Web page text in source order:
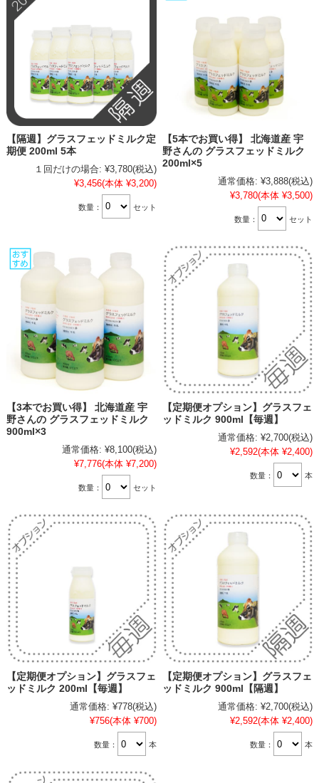
【隔週】グラスフェッドミルク定
期便 200ml 5本
１回だけの場合: ¥3,780(税込)
¥3,456(本体 ¥3,200)
数量： セット
【5本でお買い得】 北海道産 宇
野さんの グラスフェッドミルク
200ml×5
通常価格: ¥3,888(税込)
¥3,780(本体 ¥3,500)
数量： セット
【3本でお買い得】 北海道産 宇
野さんの グラスフェッドミルク
900ml×3
通常価格: ¥8,100(税込)
¥7,776(本体 ¥7,200)
数量： セット
【定期便オプション】グラスフェ
ッドミルク 900ml【毎週】
通常価格: ¥2,700(税込)
¥2,592(本体 ¥2,400)
数量： 本
【定期便オプション】グラスフェ
ッドミルク 200ml【毎週】
通常価格: ¥778(税込)
¥756(本体 ¥700)
数量： 本
【定期便オプション】グラスフェ
ッドミルク 900ml【隔週】
通常価格: ¥2,700(税込)
¥2,592(本体 ¥2,400)
数量： 本